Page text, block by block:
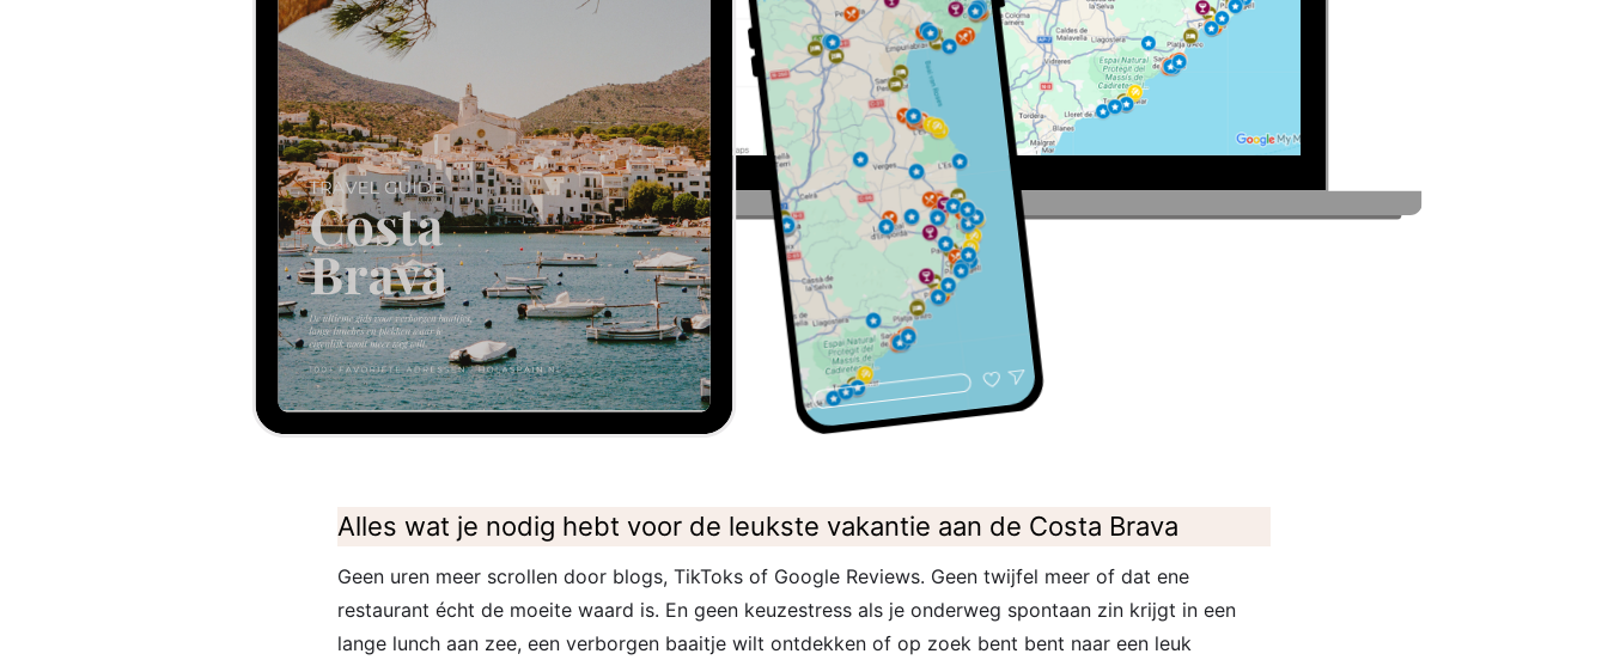
Alles wat je nodig hebt voor de leukste vakantie aan de Costa Brava
Geen uren meer scrollen door blogs, TikToks of Google Reviews. Geen twijfel meer of dat ene
restaurant écht de moeite waard is. En geen keuzestress als je onderweg spontaan zin krijgt in een
lange lunch aan zee, een verborgen baaitje wilt ontdekken of op zoek bent bent naar een leuk